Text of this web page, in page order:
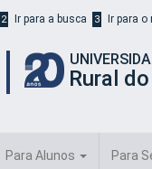
2 Ir para a busca 3 Ir para o
Rural
Para Alunos Para